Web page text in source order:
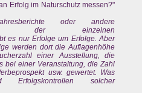
Erfolg im Naturschutz messen?"
oder andere
der einzelnen
es nur Erfolge um Erfolge. Aber
werden dort die Auflagenhöhe
einer Ausstellung, die
bei einer Veranstaltung, die Zahl
usw. gewertet. Was
solcher